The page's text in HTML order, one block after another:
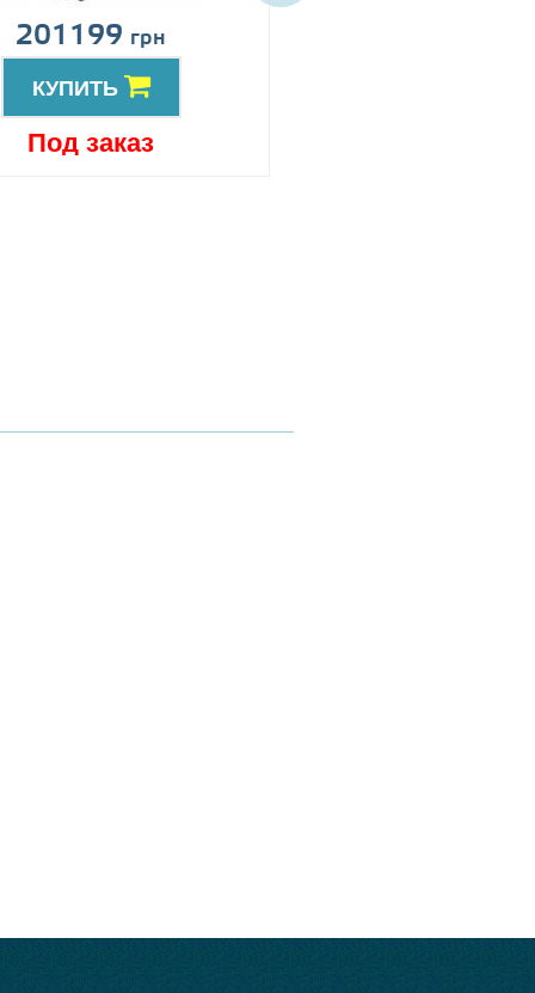
201199 грн
КУПИТЬ
Под заказ